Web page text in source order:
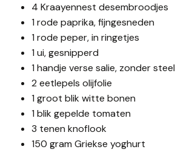
4 Kraayennest desembroodjes
1 rode paprika, fijngesneden
1 rode peper, in ringetjes
1 ui, gesnipperd
1 handje verse salie, zonder steel
2 eetlepels olijfolie
1 groot blik witte bonen
1 blik gepelde tomaten
3 tenen knoflook
150 gram Griekse yoghurt